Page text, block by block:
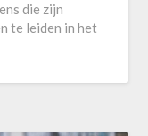
die zijn
te leiden in het